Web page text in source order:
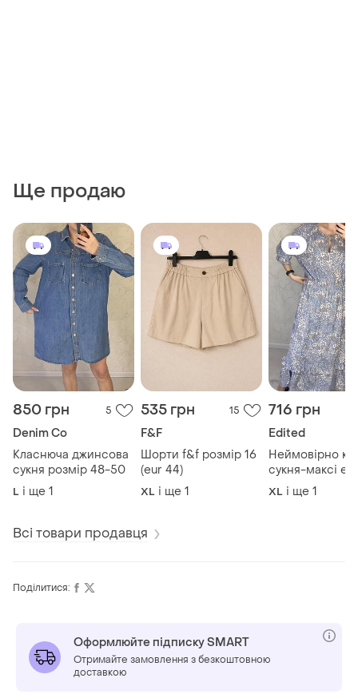
Ще продаю
850 грн 5
Denim Co
Класнюча джинсова
сукня розмір 48-50
L і ще 1
535 грн 15
F&F
Шорти f&f розмір 16
(eur 44)
XL і ще 1
716 грн
Edited
Неймовірно
сукня-максі
100% віскоза,
16
XL і ще 1
Всі товари продавця
Поділитися:
Оформлюйте підписку SMART
Отримайте замовлення з безкоштовною
доставкою